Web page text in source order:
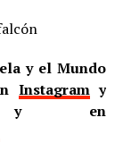
y el Mundo
Instagramy
en